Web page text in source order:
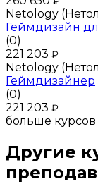
Netology
Геймдизайн
(0)
221 203 ₽
Netology
Геймдизайнер
(0)
221 203 ₽
больше курсов
Другие